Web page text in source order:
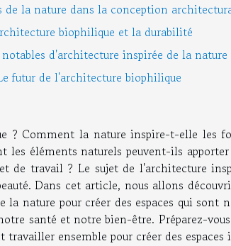
de la nature dans la conception
biophilique et la durabilité
notables d'architecture inspirée de la nature
futur de l'architecture biophilique
? Comment la nature inspire-t-elle les
les éléments naturels peuvent-ils
de travail ? Le sujet de l'architecture
Dans cet article, nous allons
nature pour créer des espaces qui sont
santé et notre bien-être. Préparez-
ensemble pour créer des espaces